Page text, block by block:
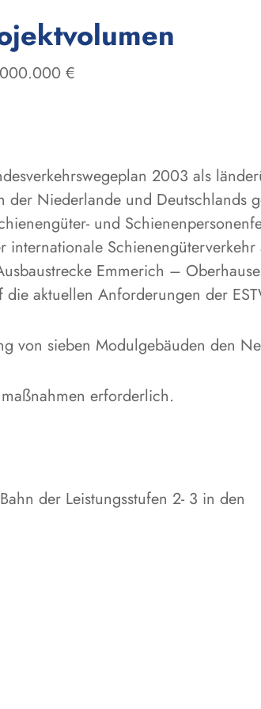
€
2003 als
Niederlande und Deutschlands
und
Emmerich –
aktuellen Anforderungen der
von sieben Modulgebäuden den
erforderlich.
der Leistungsstufen 2- 3 in den